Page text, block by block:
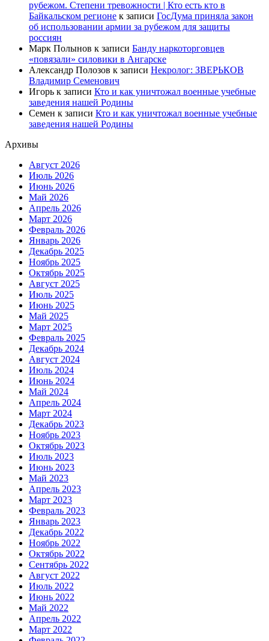
рубежом. Степени тревожности | Кто есть кто в
Байкальском регионе к записи ГосДума приняла закон
об использовании армии за рубежом для защиты
россиян
Марк Полынов к записи Банду наркоторговцев
«повязали» силовики в Ангарске
Александр Полозов к записи Некролог: ЗВЕРЬКОВ
Владимир Семенович
Игорь к записи Кто и как уничтожал военные учебные
заведения нашей Родины
Семен к записи Кто и как уничтожал военные учебные
заведения нашей Родины
Архивы
Август 2026
Июль 2026
Июнь 2026
Май 2026
Апрель 2026
Март 2026
Февраль 2026
Январь 2026
Декабрь 2025
Ноябрь 2025
Октябрь 2025
Август 2025
Июль 2025
Июнь 2025
Май 2025
Март 2025
Февраль 2025
Декабрь 2024
Август 2024
Июль 2024
Июнь 2024
Май 2024
Апрель 2024
Март 2024
Декабрь 2023
Ноябрь 2023
Октябрь 2023
Июль 2023
Июнь 2023
Май 2023
Апрель 2023
Март 2023
Февраль 2023
Январь 2023
Декабрь 2022
Ноябрь 2022
Октябрь 2022
Сентябрь 2022
Август 2022
Июль 2022
Июнь 2022
Май 2022
Апрель 2022
Март 2022